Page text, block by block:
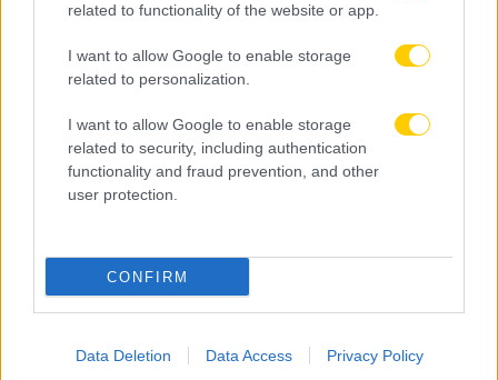
related to functionality of the website or app.
I want to allow Google to enable storage
related to personalization.
I want to allow Google to enable storage
related to security, including authentication
functionality and fraud prevention, and other
user protection.
CONFIRM
Data Deletion Data Access Privacy Policy